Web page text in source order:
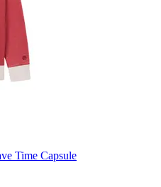
Time Capsule